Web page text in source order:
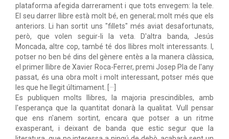
plataforma afegida darrerament i que tots envegem: la tele.
El seu darrer llibre està molt bé, en general; molt més que els
anteriors. Li han sortit uns "fillets" més aviat desafortunats,
però, que volen seguir-li la veta. D'altra banda, Jesús
Moncada, altre cop, també té dos llibres molt interessants. I,
potser no ben bé dins del gènere entès a la manera clàssica,
el primer llibre de Xavier Roca-Ferrer, premi Josep Pla de l'any
passat, és una obra molt i molt interessant, potser més que
les que he llegit últimament. [···]
Es publiquen molts llibres, la majoria prescindibles, amb
l'esperança que la quantitat donarà la qualitat. Vull pensar
que ens n'anem sortint, encara que potser a un ritme
exasperant, i deixant de banda que estic segur que la